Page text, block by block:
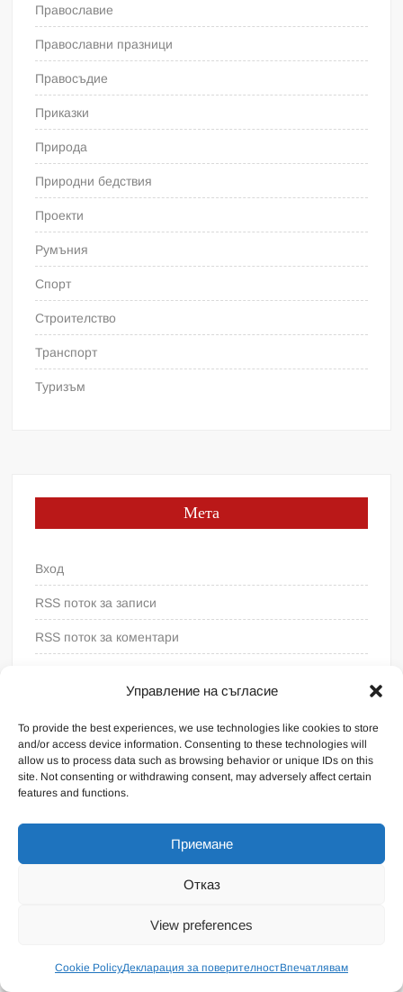
Управление на съгласие
To provide the best experiences, we use technologies like cookies to store
and/or access device information. Consenting to these technologies will
allow us to process data such as browsing behavior or unique IDs on this
site. Not consenting or withdrawing consent, may adversely affect certain
features and functions.
Приемане
Отказ
View preferences
Cookie PolicyДекларация за поверителностВпечатлявам
Православие
Православни празници
Правосъдие
Приказки
Природа
Природни бедствия
Проекти
Румъния
Спорт
Строителство
Транспорт
Туризъм
Мета
Вход
RSS поток за записи
RSS поток за коментари
Proudly powered by WordPress |Theme: FreeNews
Общи условия